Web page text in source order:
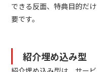
できる反面、特典目的だ
要です。
紹介埋め込み型